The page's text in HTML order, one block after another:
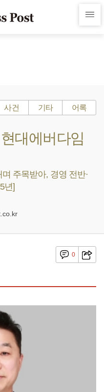
사건 기타 어록
대에버다임
주목받아, 경영 전반·
년]
0